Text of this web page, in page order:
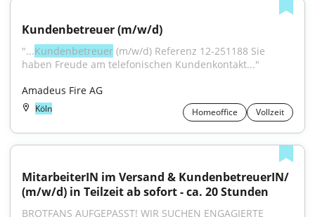
Kundenbetreuer (m/w/d)
"...Kundenbetreuer (m/w/d) Referenz 12-251188 Sie
haben Freude am telefonischen Kundenkontakt..."
Amadeus Fire AG
Köln Homeoffice Vollzeit
MitarbeiterIN im Versand & KundenbetreuerIN/
(m/w/d) in Teilzeit ab sofort - ca. 20 Stunden
BROTFANS AUFGEPASST! WIR SUCHEN ENGAGIERTE